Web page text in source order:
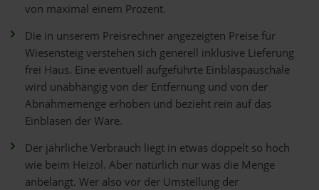
von maximal einem Prozent.
Die in unserem Preisrechner angezeigten Preise für
Wiesensteig verstehen sich generell inklusive Lieferung
frei Haus. Eine eventuell aufgeführte Einblaspauschale
wird unabhängig von der Entfernung und von der
Abnahmemenge erhoben und bezieht rein auf das
Einblasen der Ware.
Der jährliche Verbrauch liegt in etwas doppelt so hoch
wie beim Heizöl. Aber natürlich nur was die Menge
anbelangt. Wer also vor der Umstellung der